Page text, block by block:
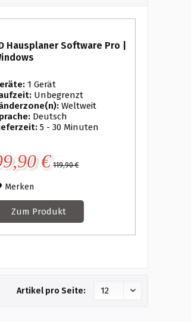
Hausplaner Software Pro |
1 Gerät
Unbegrenzt
Weltweit
Deutsch
5 - 30 Minuten
€ 119,90 €
Merken
Zum Produkt
Artikel pro Seite: